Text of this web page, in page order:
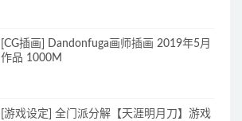
[CG插画] Dandonfuga画师插画 2019年5月
作品 1000M
[游戏设定] 全门派分解【天涯明月刀】游戏